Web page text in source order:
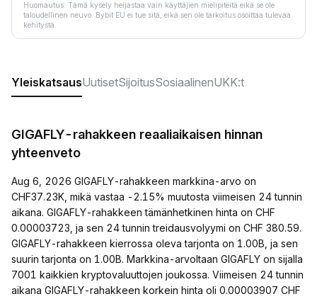
Huomautus: Tämä kysely heijastaa vain käyttäjien mielipiteitä eikä se ole
taloudellinen neuvo. Bybit EU ei tue sitä, eikä sen ole tarkoitus osoittaa tulevaa
kehitystä.
YleiskatsausUutisetSijoitusSosiaalinenUKK:t
GIGAFLY-rahakkeen reaaliaikaisen hinnan
yhteenveto
Aug 6, 2026 GIGAFLY-rahakkeen markkina-arvo on
CHF37.23K, mikä vastaa -2.15% muutosta viimeisen 24 tunnin
aikana. GIGAFLY-rahakkeen tämänhetkinen hinta on CHF
0.00003723, ja sen 24 tunnin treidausvolyymi on CHF 380.59.
GIGAFLY-rahakkeen kierrossa oleva tarjonta on 1.00B, ja sen
suurin tarjonta on 1.00B. Markkina-arvoltaan GIGAFLY on sijalla
7001 kaikkien kryptovaluuttojen joukossa. Viimeisen 24 tunnin
aikana GIGAFLY-rahakkeen korkein hinta oli 0.00003907 CHF